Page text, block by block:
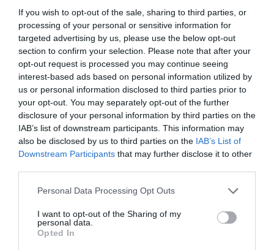
If you wish to opt-out of the sale, sharing to third parties, or
processing of your personal or sensitive information for
targeted advertising by us, please use the below opt-out
section to confirm your selection. Please note that after your
opt-out request is processed you may continue seeing
interest-based ads based on personal information utilized by
us or personal information disclosed to third parties prior to
your opt-out. You may separately opt-out of the further
disclosure of your personal information by third parties on the
IAB’s list of downstream participants. This information may
also be disclosed by us to third parties on the IAB’s List of
Downstream Participants that may further disclose it to other
Personal Data Processing Opt Outs
I want to opt-out of the Sharing of my
personal data.
Opted In
Gör såhär:
Skär brödet i bitar och fritera gyllene i olja. Låt rinna av på
papper. Hacka alla grönsaker och låt rinna av en stund i en
sil. Lägg grönsakerna i en skål, pressa citron över, tillsätt
olivolja, granatäppelsirap sumak och salt. Blanda. Toppa
med friterad bröd och servera genast!